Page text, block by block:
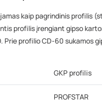
kaip pagrindinis profilis
profilis įrengiant gipso
Prie profilio CD-60 sukamos
GKP profilis
PROFSTAR